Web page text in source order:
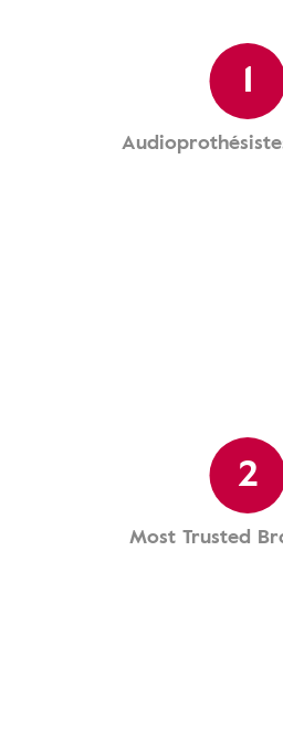
1
2
Most Trusted